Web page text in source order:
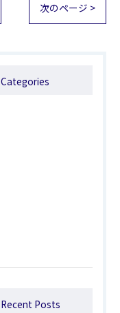
次のページ >
Categories
Recent Posts